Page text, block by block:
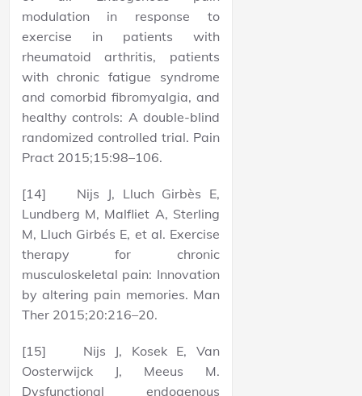
modulation in response to
exercise in patients with
rheumatoid arthritis, patients
with chronic fatigue syndrome
and comorbid fibromyalgia, and
healthy controls: A double-blind
randomized controlled trial. Pain
Pract 2015;15:98–106.
[14] Nijs J, Lluch Girbès E,
Lundberg M, Malfliet A, Sterling
M, Lluch Girbés E, et al. Exercise
therapy for chronic
musculoskeletal pain: Innovation
by altering pain memories. Man
Ther 2015;20:216–20.
[15] Nijs J, Kosek E, Van
Oosterwijck J, Meeus M.
Dysfunctional endogenous